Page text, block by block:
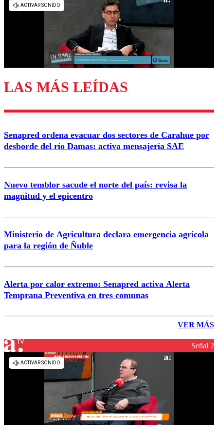
diálogo respetuoso.
Enviar comentario
LAS MÁS LEÍDAS
Senapred ordena evacuar dos sectores de Carahue por
desborde del río Damas: activa mensajería SAE
Nuevo temblor sacude el norte del país: revisa la
magnitud y el epicentro
Ministerio de Agricultura declara emergencia agrícola
para la región de Ñuble
Alerta por calor extremo: Senapred activa Alerta
Temprana Preventiva en tres comunas
VER MÁS
Señal 2